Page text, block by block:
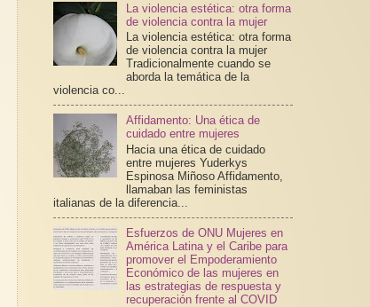
La violencia estética: otra forma
de violencia contra la mujer
La violencia estética: otra forma
de violencia contra la mujer
Tradicionalmente cuando se
aborda la temática de la
violencia co...
Affidamento: Una ética de
cuidado entre mujeres
Hacia una ética de cuidado
entre mujeres Yuderkys
Espinosa Miñoso Affidamento,
llamaban las feministas
italianas de la diferencia...
Esfuerzos de ONU Mujeres en
América Latina y el Caribe para
promover el Empoderamiento
Económico de las mujeres en
las estrategias de respuesta y
recuperación frente al COVID